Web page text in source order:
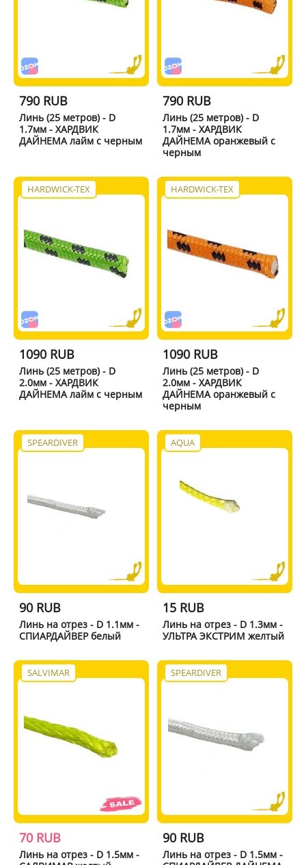
790 RUB
Линь (25 метров) - D
1.7мм - ХАРДВИК
ДАЙНЕМА лайм с черным
790 RUB
Линь (25 метров) - D
1.7мм - ХАРДВИК
ДАЙНЕМА оранжевый с
черным
HARDWICK-TEX
1090 RUB
Линь (25 метров) - D
2.0мм - ХАРДВИК
ДАЙНЕМА лайм с черным
HARDWICK-TEX
1090 RUB
Линь (25 метров) - D
2.0мм - ХАРДВИК
ДАЙНЕМА оранжевый с
черным
SPEARDIVER
90 RUB
Линь на отрез - D 1.1мм -
СПИАРДАЙВЕР белый
AQUA
15 RUB
Линь на отрез - D 1.3мм -
УЛЬТРА ЭКСТРИМ желтый
SALVIMAR
70 RUB
Линь на отрез - D 1.5мм -
SPEARDIVER
90 RUB
Линь на отрез - D 1.5мм -